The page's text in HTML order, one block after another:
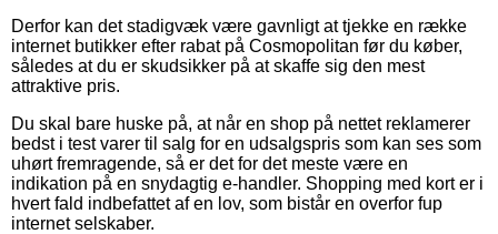
Derfor kan det stadigvæk være gavnligt at tjekke en række
internet butikker efter rabat på Cosmopolitan før du køber,
således at du er skudsikker på at skaffe sig den mest
attraktive pris.
Du skal bare huske på, at når en shop på nettet reklamerer
bedst i test varer til salg for en udsalgspris som kan ses som
uhørt fremragende, så er det for det meste være en
indikation på en snydagtig e-handler. Shopping med kort er i
hvert fald indbefattet af en lov, som bistår en overfor fup
internet selskaber.